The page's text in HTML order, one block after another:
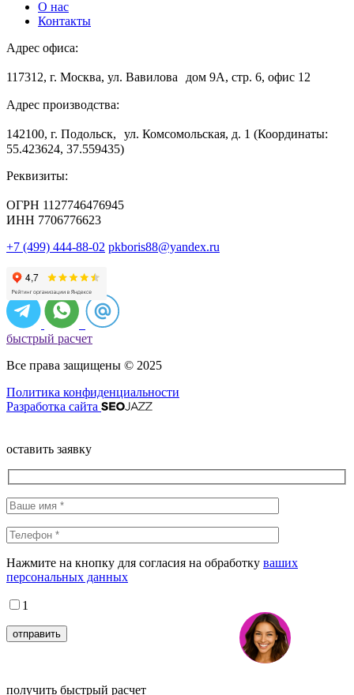
О нас
Контакты
Адрес офиса:
117312, г. Москва, ул. Вавилова дом 9А, стр. 6, офис 12
Адрес производства:
142100, г. Подольск, ул. Комсомольская, д. 1 (Координаты:
55.423624, 37.559435)
Реквизиты:
ОГРН 1127746476945
ИНН 7706776623
+7 (499) 444-88-02 pkboris88@yandex.ru
быстрый расчет
Все права защищены © 2025
Политика конфиденциальности
Разработка сайта
оставить заявку
Нажмите на кнопку для согласия на обработку ваших
персональных данных
1
получить быстрый расчет